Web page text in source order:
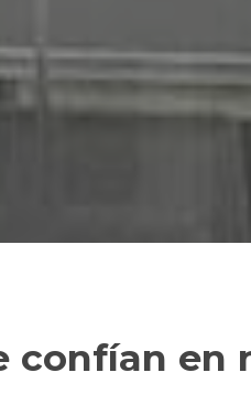
confían en